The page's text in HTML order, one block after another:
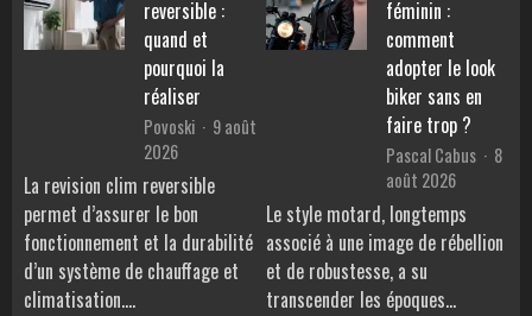
reversible :
quand et
pourquoi la
réaliser
Povoski
9 août
2026
La revision clim reversible
permet d’assurer le bon
fonctionnement et la durabilité
d’un système de chauffage et
climatisation.…
féminin :
comment
adopter le look
biker sans en
faire trop ?
Pascal Cabus
8
août 2026
Le style motard, longtemps
associé à une image de rébellion
et de robustesse, a su
transcender les époques…